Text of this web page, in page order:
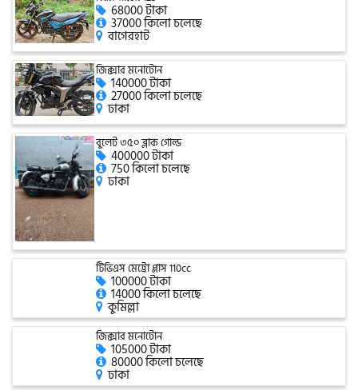
গ্রীন টাইগার (Green Tiger)
বীটল বোল্ট (Beetle Bolt)
বেনেলি (Benelli)
বেনেট (Bennett)
বিএমডাব্লিউ (BMW)
রয়েল এনফিল্ড (Royal Enfield)
68000 টাকা
37000 কিলো চলেছে
বাগেরহাট
জিক্সার মনোটোন
140000 টাকা
27000 কিলো চলেছে
ঢাকা
বুলেট ৩৫০ ব্লাক গোল্ড
400000 টাকা
750 কিলো চলেছে
ঢাকা
টিভিএস মেট্রো প্লাস 110cc
100000 টাকা
14000 কিলো চলেছে
কুমিল্লা
জিক্সার মনোটোন
105000 টাকা
80000 কিলো চলেছে
ঢাকা